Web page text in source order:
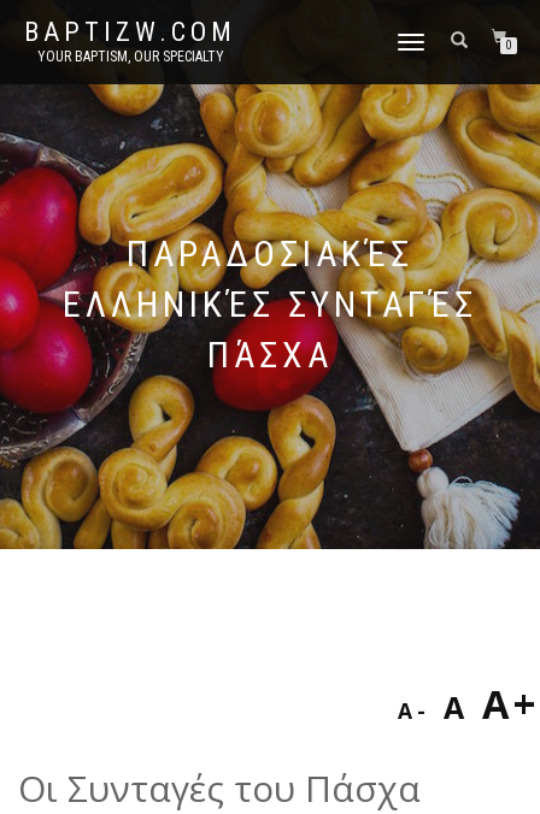
BAPTIZW.COM
YOUR BAPTISM, OUR SPECIALTY
TOGGLE
0
ΠΑΡΑΔΟΣΙΑΚΈΣ
ΕΛΛΗΝΙΚΈΣ ΣΥΝΤΑΓΈΣ
ΠΆΣΧΑ
A font
A A
Οι Συνταγές του Πάσχα